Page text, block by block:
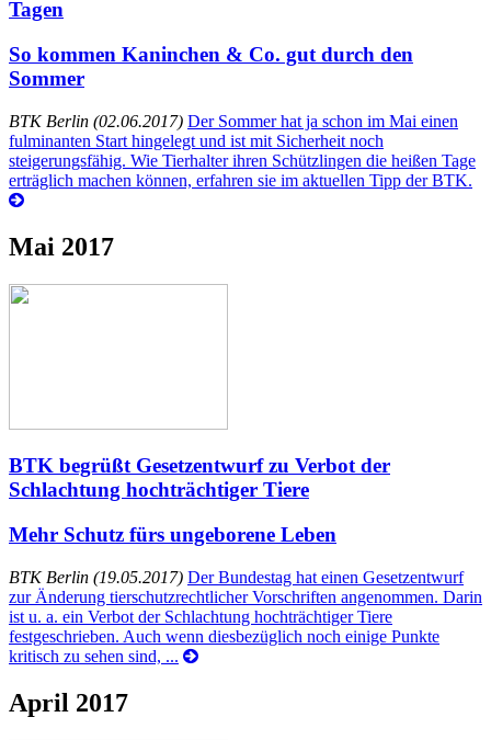
Tagen
So kommen Kaninchen & Co. gut durch den
Sommer
BTK Berlin (02.06.2017) Der Sommer hat ja schon im Mai einen
fulminanten Start hingelegt und ist mit Sicherheit noch
steigerungsfähig. Wie Tierhalter ihren Schützlingen die heißen Tage
erträglich machen können, erfahren sie im aktuellen Tipp der BTK.
Mai 2017
BTK begrüßt Gesetzentwurf zu Verbot der
Schlachtung hochträchtiger Tiere
Mehr Schutz fürs ungeborene Leben
BTK Berlin (19.05.2017) Der Bundestag hat einen Gesetzentwurf
zur Änderung tierschutzrechtlicher Vorschriften angenommen. Darin
ist u. a. ein Verbot der Schlachtung hochträchtiger Tiere
festgeschrieben. Auch wenn diesbezüglich noch einige Punkte
kritisch zu sehen sind, ...
April 2017